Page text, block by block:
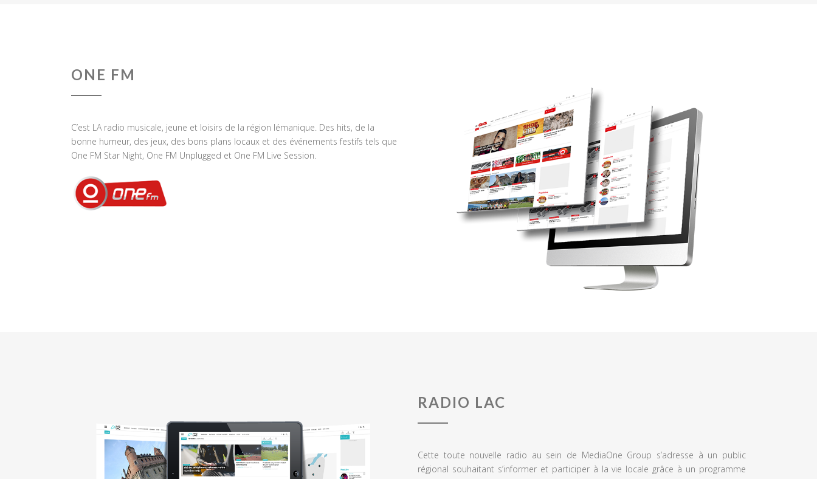
ONE FM
C’est LA radio musicale, jeune et loisirs de la région lémanique. Des hits, de la
bonne humeur, des jeux, des bons plans locaux et des événements festifs tels que
One FM Star Night, One FM Unplugged et One FM Live Session.
RADIO LAC
Cette toute nouvelle radio au sein de MediaOne Group s’adresse à un public
régional souhaitant s’informer et participer à la vie locale grâce à un programme